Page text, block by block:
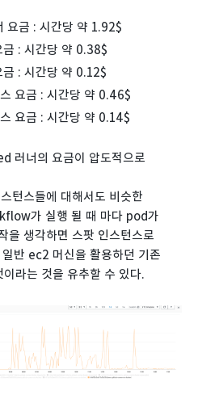
금 : 시간당 약 1.92$
: 시간당 약 0.38$
: 시간당 약 0.12$
요금 : 시간당 약 0.46$
요금 : 시간당 약 0.14$
러너의 요금이 압도적으로
턴스들에 대해서도 비슷한
가 실행 될 때 마다 pod가
을 생각하면 스팟 인스턴스로
반 ec2 머신을 활용하던 기존
라는 것을 유추할 수 있다.